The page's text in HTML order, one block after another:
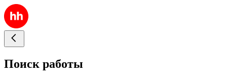
Поиск работы